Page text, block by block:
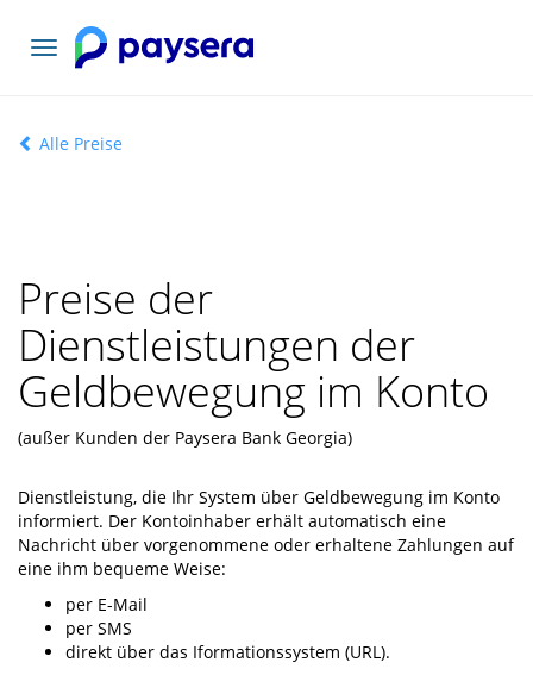
Toggle
navigation
Alle Preise
Preise der
Dienstleistungen der
Geldbewegung im Konto
(außer Kunden der Paysera Bank Georgia)
Dienstleistung, die Ihr System über Geldbewegung im Konto
informiert. Der Kontoinhaber erhält automatisch eine
Nachricht über vorgenommene oder erhaltene Zahlungen auf
eine ihm bequeme Weise:
per E-Mail
per SMS
direkt über das Iformationssystem (URL).